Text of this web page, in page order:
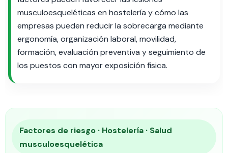
musculoesqueléticas en hostelería y cómo las
empresas pueden reducir la sobrecarga mediante
ergonomía, organización laboral, movilidad,
formación, evaluación preventiva y seguimiento de
los puestos con mayor exposición física.
Factores de riesgo · Hostelería · Salud
musculoesquelética